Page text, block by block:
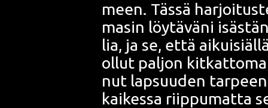
meen. Täs­sä
ma­sin löy­tä­vä­ni
lia, ja se, että
ollut pal­jon
nut lap­suu­den
kai­kes­sa riip­pu­mat­ta